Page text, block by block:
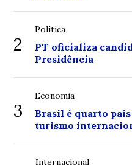
2
Política
PT oficializa
Presidência
3
Economia
Brasil é quarto
turismo
Internacional